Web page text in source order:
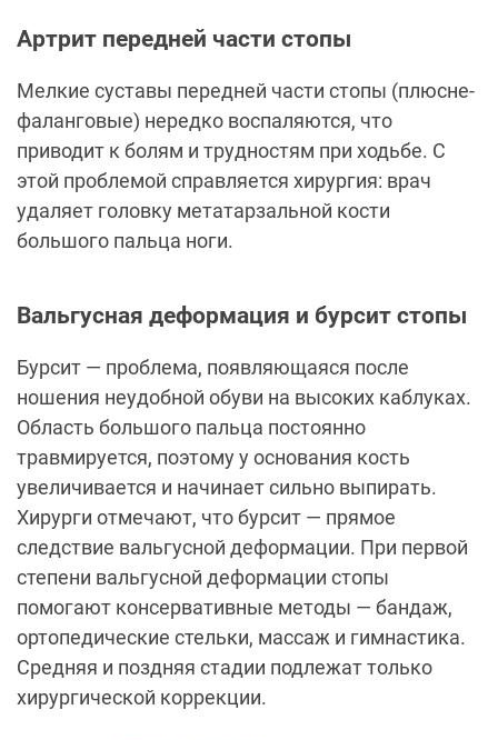
Артрит передней части стопы
Мелкие суставы передней части стопы (плюсне-
фаланговые) нередко воспаляются, что
приводит к болям и трудностям при ходьбе. С
этой проблемой справляется хирургия: врач
удаляет головку метатарзальной кости
большого пальца ноги.
Вальгусная деформация и бурсит стопы
Бурсит — проблема, появляющаяся после
ношения неудобной обуви на высоких каблуках.
Область большого пальца постоянно
травмируется, поэтому у основания кость
увеличивается и начинает сильно выпирать.
Хирурги отмечают, что бурсит — прямое
следствие вальгусной деформации. При первой
степени вальгусной деформации стопы
помогают консервативные методы — бандаж,
ортопедические стельки, массаж и гимнастика.
Средняя и поздняя стадии подлежат только
хирургической коррекции.